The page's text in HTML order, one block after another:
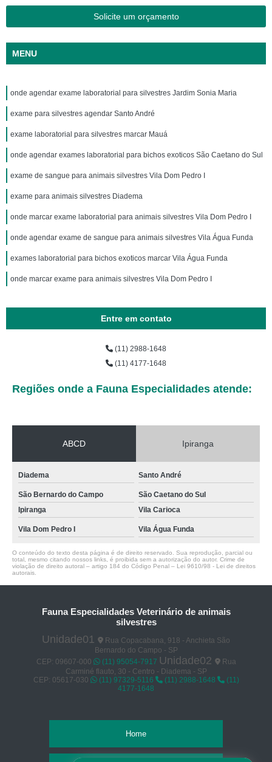
Solicite um orçamento
MENU
onde agendar exame laboratorial para silvestres Jardim Sonia Maria
exame para silvestres agendar Santo André
exame laboratorial para silvestres marcar Mauá
onde agendar exames laboratorial para bichos exoticos São Caetano do Sul
exame de sangue para animais silvestres Vila Dom Pedro I
exame para animais silvestres Diadema
onde marcar exame laboratorial para animais silvestres Vila Dom Pedro I
onde agendar exame de sangue para animais silvestres Vila Água Funda
exames laboratorial para bichos exoticos marcar Vila Água Funda
onde marcar exame para animais silvestres Vila Dom Pedro I
Entre em contato
(11) 2988-1648
(11) 4177-1648
Regiões onde a Fauna Especialidades atende:
ABCD Ipiranga
Diadema Santo André
São Bernardo do Campo
São Caetano do Sul
Ipiranga
Vila Carioca
Vila Dom Pedro I Vila Água Funda
O conteúdo do texto desta página é de direito reservado. Sua reprodução, parcial ou
total, mesmo citando nossos links, é proibida sem a autorização do autor. Crime de
violação de direito autoral – artigo 184 do Código Penal – Lei 9610/98 - Lei de direitos
autorais
Fauna Especialidades Veterinário de animais
silvestres
Unidade01
Rua Copacabana, 918 - Anchieta São
Bernardo do Campo - SP
CEP: 09607-000
(11) 95054-7917 Unidade02
Rua
Carminé flauto, 30 - Centro - Diadema - SP
CEP: 05617-030
(11) 97329-5116 (11) 2988-1648
(11)
4177-1648
Home